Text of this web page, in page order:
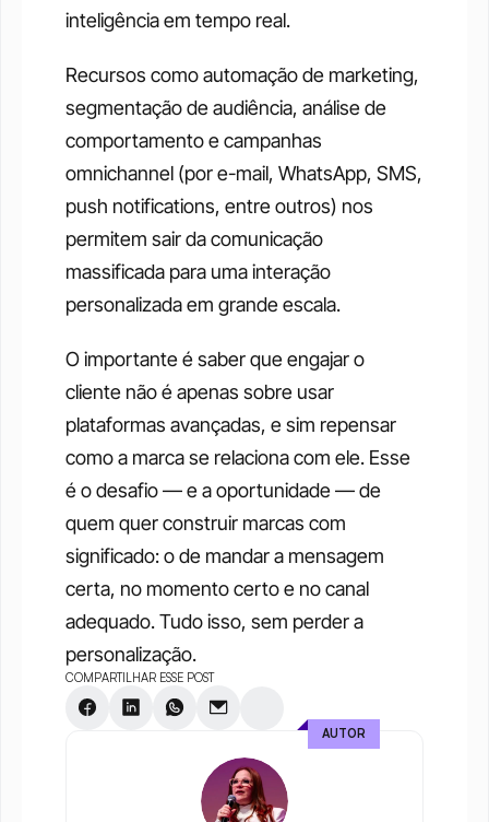
inteligência em tempo real.
Recursos como automação de marketing,
segmentação de audiência, análise de
comportamento e campanhas
omnichannel (por e-mail, WhatsApp, SMS,
push notifications, entre outros) nos
permitem sair da comunicação
massificada para uma interação
personalizada em grande escala.
O importante é saber que engajar o
cliente não é apenas sobre usar
plataformas avançadas, e sim repensar
como a marca se relaciona com ele. Esse
é o desafio — e a oportunidade — de
quem quer construir marcas com
significado: o de mandar a mensagem
certa, no momento certo e no canal
adequado. Tudo isso, sem perder a
personalização.
COMPARTILHAR ESSE POST
AUTOR